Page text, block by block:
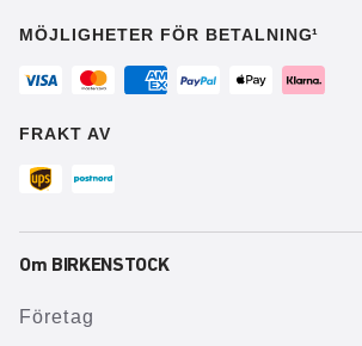
MÖJLIGHETER FÖR BETALNING¹
FRAKT AV
Om BIRKENSTOCK
Företag